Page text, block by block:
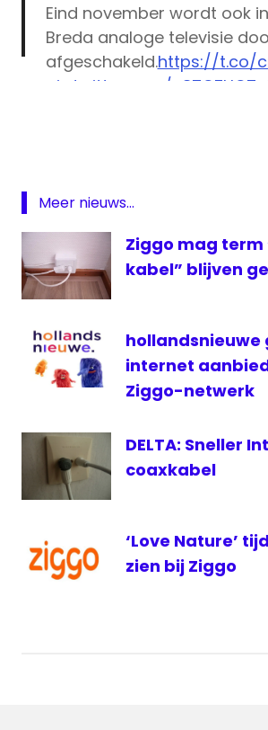
Eind november wordt ook
Breda analoge televisie
afgeschakeld.https://t.co/
pic.twitter.com/
ziggo
Meer nieuws...
Ziggo mag
kabel” blijven
hollandsnieuwe
internet
Ziggo-netwerk
DELTA: Sneller
coaxkabel
‘Love Nature’
zien bij Ziggo